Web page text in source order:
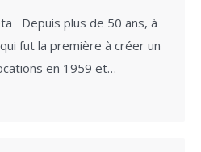
Depuis plus de 50 ans, à
fut la première à créer un
en 1959 et…